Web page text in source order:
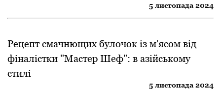
5 листопада 2024
Рецепт смачнющих булочок із мʼясом від
фіналістки "Мастер Шеф": в азійському
стилі
5 листопада 2024